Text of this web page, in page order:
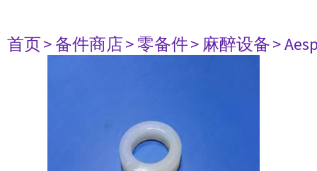
首页> 备件商店> 零备件> 麻醉设备>